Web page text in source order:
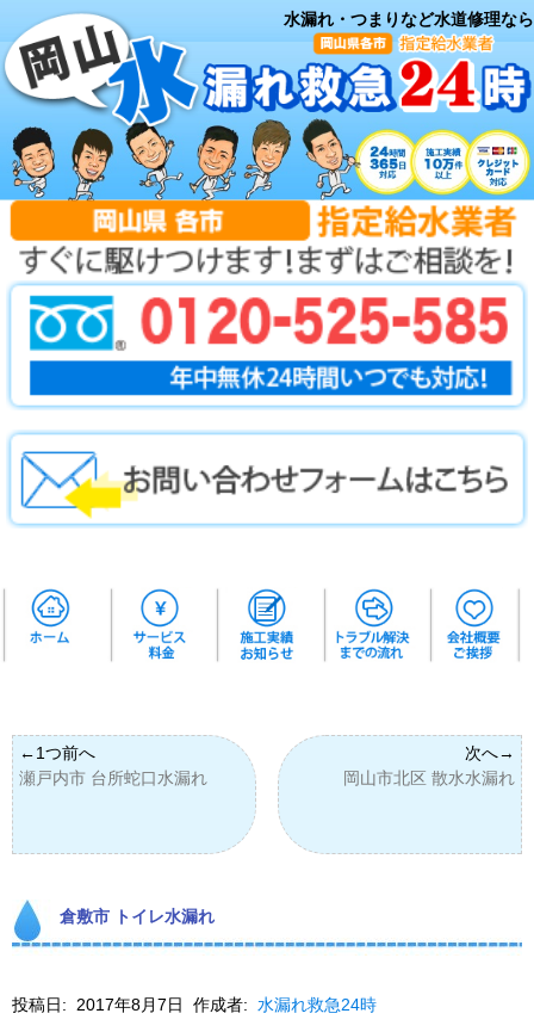
水漏れ・つまりなど水道修理なら
瀬戸内市 台所蛇口水漏れ 岡山市北区 散水水漏れ
倉敷市 トイレ水漏れ
投稿日: 2017年8月7日 作成者: 水漏れ救急24時